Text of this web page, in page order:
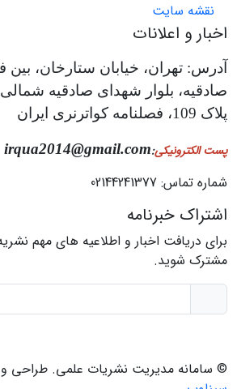
نقشه سایت
اخبار و اعلانات
آدرس: تهران، خیابان ستارخان، بین
پلاک 109، فصلنامه کواترنری ایران
پست الکترونیکی:
irqua2014@gmail.com
شماره تماس: 02144241377
اشتراک خبرنامه
برای دریافت اخبار و اطلاعیه های مهم
مشترک شوید.
© سامانه مدیریت نشریات علمی. طراحی و